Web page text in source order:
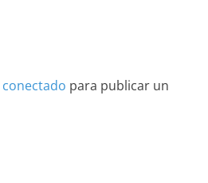
conectado para publicar un